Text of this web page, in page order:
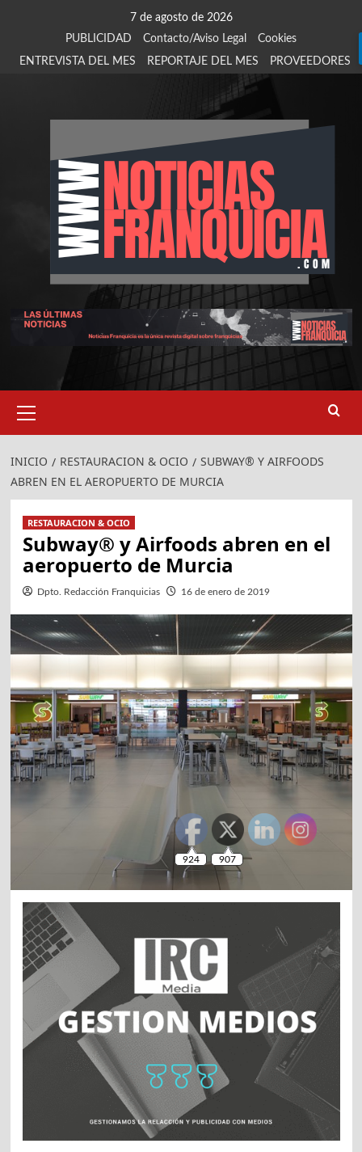
7 de agosto de 2026
PUBLICIDAD
Contacto/Aviso Legal
Cookies
ENTREVISTA DEL MES
REPORTAJE DEL MES PROVEEDORES
primario
INICIO RESTAURACION & OCIO
SUBWAY® Y AIRFOODS
ABREN EN EL AEROPUERTO DE MURCIA
RESTAURACION & OCIO
Subway® y Airfoods abren en el
aeropuerto de Murcia
Dpto. Redacción Franquicias 16 de enero de 2019
924 907